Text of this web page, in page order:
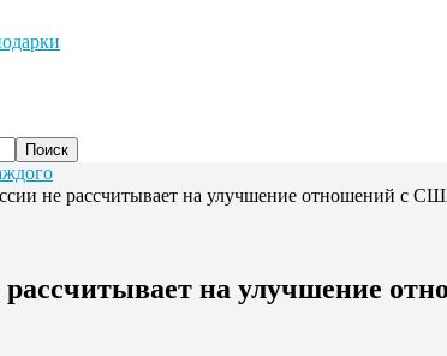
не рассчитывает на улучшение отношений с
на улучшение